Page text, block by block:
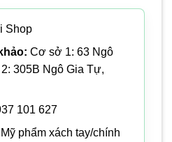
Shop
Cơ sở 1: 63 Ngô
305B Ngô Gia Tự,
101 627
Mỹ phẩm xách tay/chính